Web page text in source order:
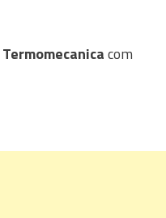
Termomecanicacom